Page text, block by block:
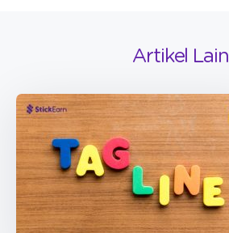
Artikel Lain